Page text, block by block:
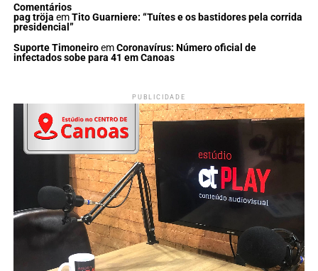
Comentários
pag tröja emTito Guarniere: “Tuítes e os bastidores pela corrida
presidencial”
Suporte TimoneiroemCoronavírus: Número oficial de
infectados sobe para 41 em Canoas
PUBLICIDADE